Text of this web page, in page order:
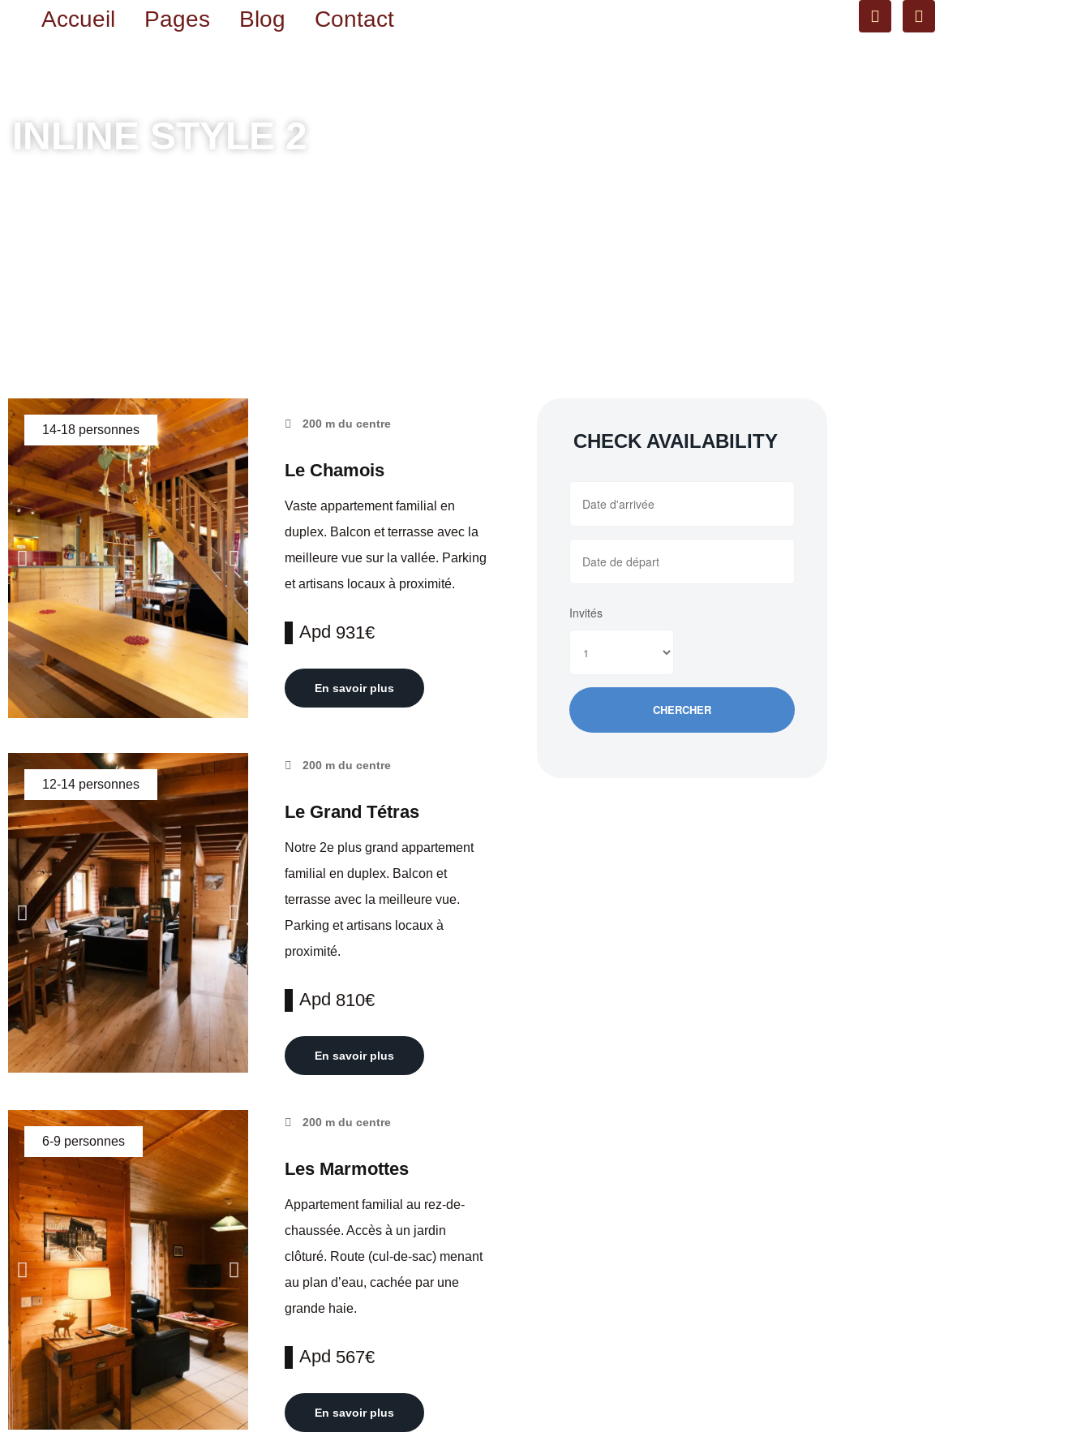
Accueil Pages Blog Contact
INLINE STYLE 2
14-18 personnes 200 m du centre
Le Chamois
Vaste appartement familial en
duplex. Balcon et terrasse avec la
meilleure vue sur la vallée. Parking
et artisans locaux à proximité.
Apd 931€
En savoir plus
12-14 personnes
200 m du centre
Le Grand Tétras
Notre 2e plus grand appartement
familial en duplex. Balcon et
terrasse avec la meilleure vue.
Parking et artisans locaux à
proximité.
Apd 810€
En savoir plus
6-9 personnes
200 m du centre
Les Marmottes
Appartement familial au rez-de-
chaussée. Accès à un jardin
clôturé. Route (cul-de-sac) menant
au plan d’eau, cachée par une
grande haie.
Apd 567€
En savoir plus
CHECK AVAILABILITY
Invités